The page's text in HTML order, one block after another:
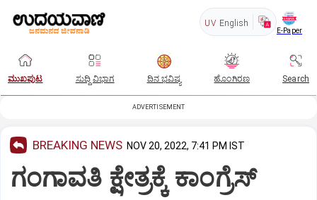
UV English
E-Paper
ಮುಖಪುಟ ಸುದ್ದಿ ವಿಭಾಗ ದಿನ ಭವಿಷ್ಯ ಹೊಂಗಿರಣ Search
ADVERTISEMENT
BREAKING NEWS NOV 20, 2022, 7:41 PM IST
ಗಂಗಾವತಿ ಕ್ಷೇತ್ರಕ್ಕೆ ಕಾಂಗ್ರೆಸ್‌